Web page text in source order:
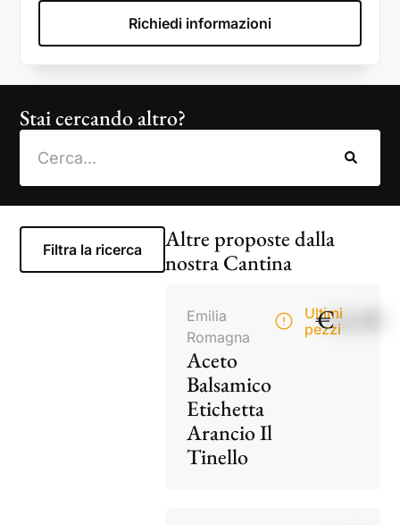
Richiedi informazioni
Stai cercando altro?
Filtra la ricerca
Altre proposte dalla
nostra Cantina
Emilia
Romagna
Aceto
Balsamico
Etichetta
Arancio Il
Tinello
Ultimi
pezzi
€14,50